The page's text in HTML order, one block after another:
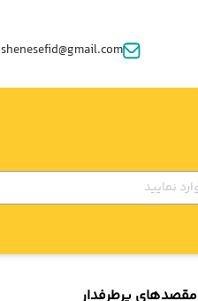
shenesefid@gmail.com
مقصدهای پرطرفدار